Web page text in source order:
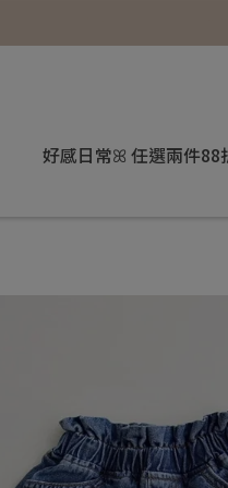
好感日常ꕤ 任選兩件88